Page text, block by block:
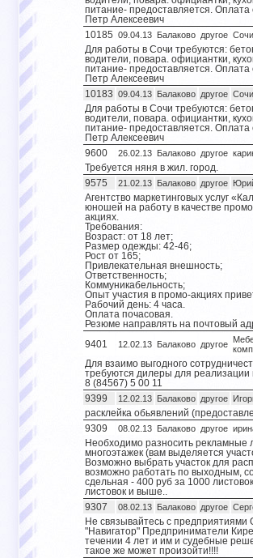
питание- предоставляется.
Петр Алексеевич
10185 09.04.13 Балаково другое Сочи
Для работы в Сочи требуются:
водители, повара. официантки,
питание- предоставляется.
Петр Алексеевич
10183 09.04.13 Балаково другое Сочи
Для работы в Сочи требуются:
водители, повара. официантки,
питание- предоставляется.
Петр Алексеевич
9600
26.02.13 Балаково другое
Требуется няня в жил. город.
9575
21.02.13 Балаково другое
Агентство маркетинговых услуг
юношей на работу в качестве
акциях.
Требования:
Возраст: от 18 лет;
Размер одежды: 42-46;
Рост от 165;
Привлекательная внешность;
Ответственность;
Коммуникабельность;
Опыт участия в промо-акциях
Рабочий день: 4 часа.
Оплата почасовая.
Резюме направлять на почтовый
9401 12.02.13 Балаково другое
Для взаимо выгодного
требуются дилеры для реализации
8 (84567) 5 00 11
9399
12.02.13 Балаково другое
расклейка обьявлений
9309
08.02.13 Балаково другое
Необходимо разносить рекламные
многоэтажек (вам выделяется
Возможно выбрать участок для
возможно работать по выходным,
сдельная - 400 руб за 1000
листовок и выше..
9307
08.02.13 Балаково другое
Не связывайтесь с
"Навигатор" Предприниматели
течении 4 лет и им и судебные
такое же может произойти!!!!